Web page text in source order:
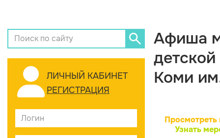
ЛИЧНЫЙ КАБИНЕТ
РЕГИСТРАЦИЯ
Афиша
Коми
Просмотреть
Узнать